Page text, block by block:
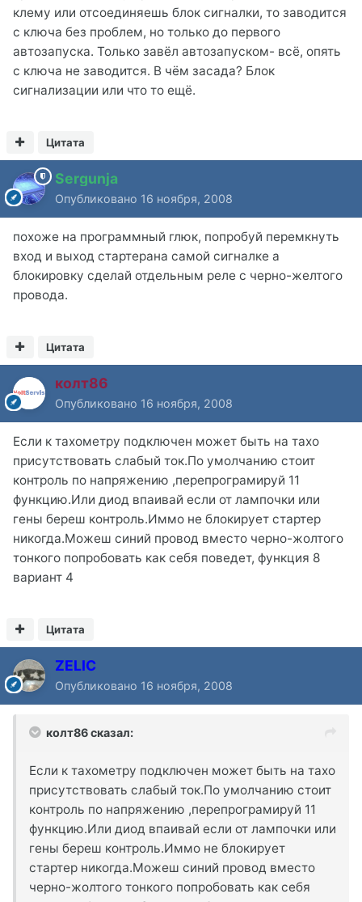
клему или отсоединяешь блок сигналки, то заводится
с ключа без проблем, но только до первого
автозапуска. Только завёл автозапуском- всё, опять
с ключа не заводится. В чём засада? Блок
сигнализации или что то ещё.
Цитата
Sergunja
Опубликовано 16 ноября, 2008
похоже на программный глюк, попробуй перемкнуть
вход и выход стартерана самой сигналке а
блокировку сделай отдельным реле с черно-желтого
провода.
Цитата
колт86
Опубликовано 16 ноября, 2008
Если к тахометру подключен может быть на тахо
присутствовать слабый ток.По умолчанию стоит
контроль по напряжению ,перепрограмируй 11
функцию.Или диод впаивай если от лампочки или
гены береш контроль.Иммо не блокирует стартер
никогда.Можеш синий провод вместо черно-жолтого
тонкого попробовать как себя поведет, функция 8
вариант 4
Цитата
ZELIC
Опубликовано 16 ноября, 2008
колт86 сказал:
Если к тахометру подключен может быть на тахо
присутствовать слабый ток.По умолчанию стоит
контроль по напряжению ,перепрограмируй 11
функцию.Или диод впаивай если от лампочки или
гены береш контроль.Иммо не блокирует
стартер никогда.Можеш синий провод вместо
черно-жолтого тонкого попробовать как себя